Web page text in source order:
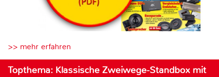
>> mehr erfahren
Topthema: Klassische Zweiwege-Standbox mit